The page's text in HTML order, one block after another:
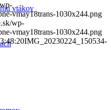
vtákov
vmay18trans-1030x244.png
wp-
vmay18trans-1030x244.png
IMG_20230224_150534-